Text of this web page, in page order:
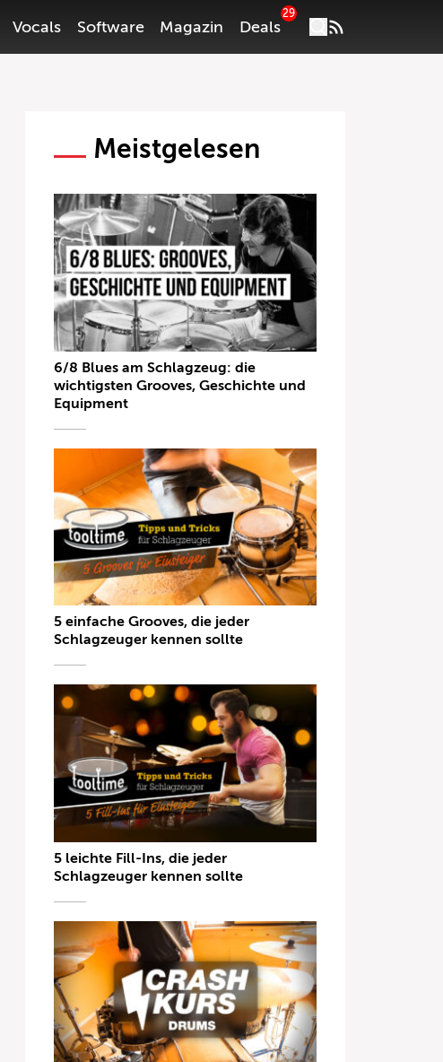
Vocals Software Magazin Deals
29
Meistgelesen
6/8 Blues am Schlagzeug: die
wichtigsten Grooves, Geschichte und
Equipment
5 einfache Grooves, die jeder
Schlagzeuger kennen sollte
5 leichte Fill-Ins, die jeder
Schlagzeuger kennen sollte